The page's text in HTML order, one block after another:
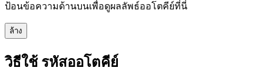
ป้อนข้อความด้านบนเพื่อดูผลลัพธ์ออโตคีย์ที่นี่
ล้าง
วิธีใช้ รหัสออโตคีย์